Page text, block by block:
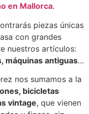
en Mallorca.
piezas únicas
con grandes
nuestros artículos:
máquinas antiguas…
nos sumamos a la
bicicletas
vintage, que vienen